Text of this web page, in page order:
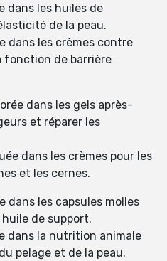
dans les huiles de
de la peau.
dans les crèmes contre
fonction de barrière
dans les gels après-
et réparer les
dans les crèmes pour les
et les cernes.
dans les capsules molles
de support.
dans la nutrition animale
pelage et de la peau.